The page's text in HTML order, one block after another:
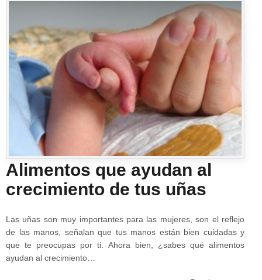
Alimentos que ayudan al
crecimiento de tus uñas
Las uñas son muy importantes para las mujeres, son el reflejo
de las manos, señalan que tus manos están bien cuidadas y
que te preocupas por ti. Ahora bien, ¿sabes qué alimentos
ayudan al crecimiento…